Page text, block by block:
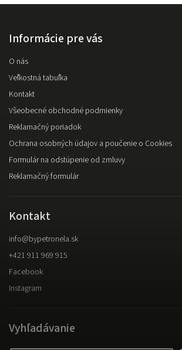
Informácie pre vás
O nás
Veľkostná tabuľka
Kontakt
Všeobecné obchodné podmienky
Reklamačný poriadok
Ochrana osobných údajov a poučenie o Cookies
Formulár na odstúpenie od zmluvy
Reklamačný formulár
Kontakt
info@bypetronela.sk
+421 911 969 915
Facebook
Instagram
Vyhľadávanie